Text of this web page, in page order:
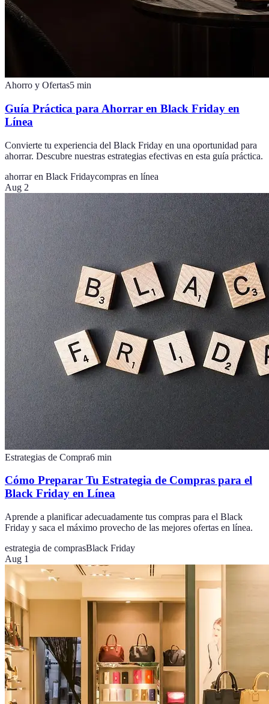
Ahorro y Ofertas5 min
Guía Práctica para Ahorrar en Black Friday en
Línea
Convierte tu experiencia del Black Friday en una oportunidad para
ahorrar. Descubre nuestras estrategias efectivas en esta guía práctica.
ahorrar en Black Fridaycompras en línea
Aug 2
Estrategias de Compra6 min
Cómo Preparar Tu Estrategia de Compras para el
Black Friday en Línea
Aprende a planificar adecuadamente tus compras para el Black
Friday y saca el máximo provecho de las mejores ofertas en línea.
estrategia de comprasBlack Friday
Aug 1